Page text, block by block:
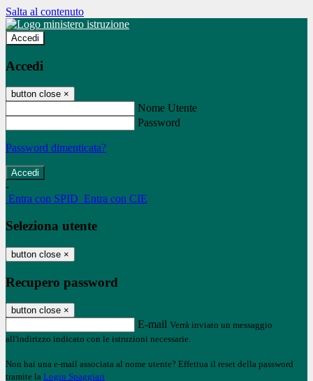
Salta al contenuto
Accedi
Accedi
button close ×
Nome Utente
Password
Password dimenticata?
-
Entra con SPID Entra con CIE
Seleziona utente
button close ×
Recupero password
button close ×
E-mail Verrà inviato un messaggio
all'indirizzo indicato con le istruzioni necessarie.
Non hai una e-mail associata al nome utente? Effettua il reset della password
tramite la Login Spaggiari